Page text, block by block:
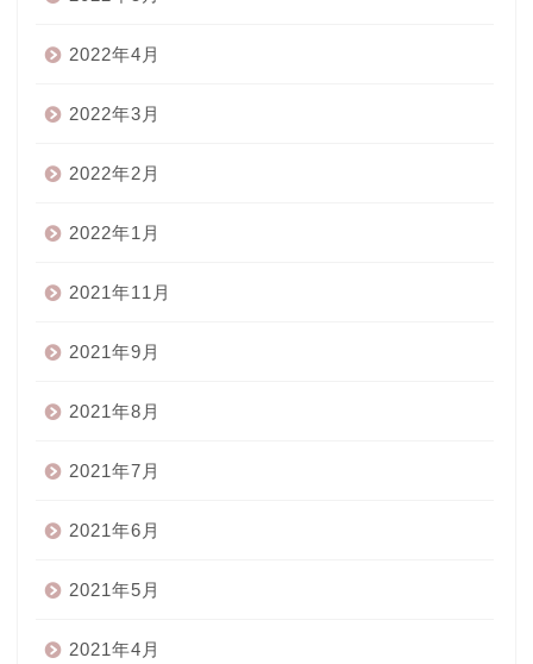
2022年4月
2022年3月
2022年2月
2022年1月
2021年11月
2021年9月
2021年8月
2021年7月
2021年6月
2021年5月
2021年4月